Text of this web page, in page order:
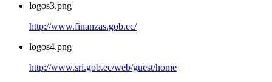
logos3.png
http://www.finanzas.gob.ec/
logos4.png
http://www.sri.gob.ec/web/guest/home